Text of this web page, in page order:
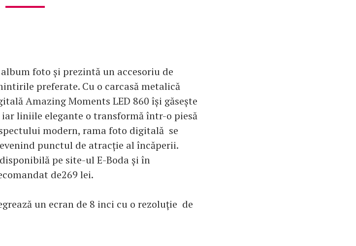
foto și prezintă un accesoriu de
preferate. Cu o carcasă metalică
Amazing Moments LED 860 își găsește
liniile elegante o transformă într-o piesă
modern, rama foto digitală se
punctul de atracție al încăperii.
pe site-ul E-Boda și în
de269 lei.
un ecran de 8 inci cu o rezoluție de